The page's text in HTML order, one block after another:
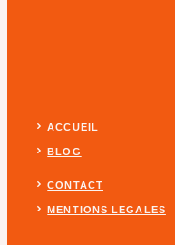
ACCUEIL
BLOG
CONTACT
MENTIONS LEGALES